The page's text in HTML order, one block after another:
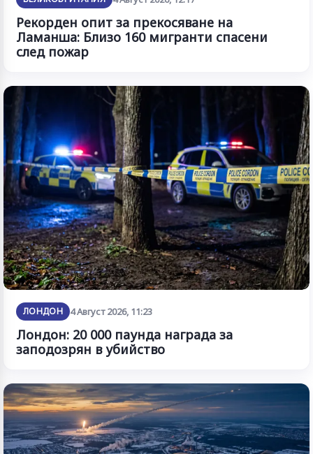
Рекорден опит за прекосяване на
Ламанша: Близо 160 мигранти спасени
след пожар
ЛОНДОН 4 Август 2026, 11:23
Лондон: 20 000 паунда награда за
заподозрян в убийство